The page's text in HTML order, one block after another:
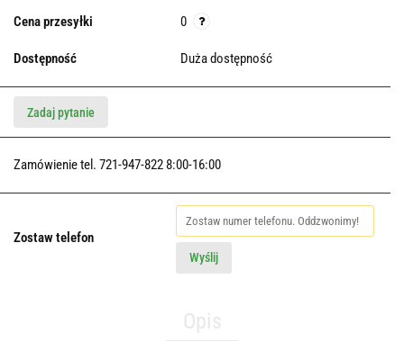
Cena przesyłki 0
Dostępność Duża dostępność
Zadaj pytanie
Zamówienie tel. 721-947-822 8:00-16:00
Zostaw telefon
Wyślij